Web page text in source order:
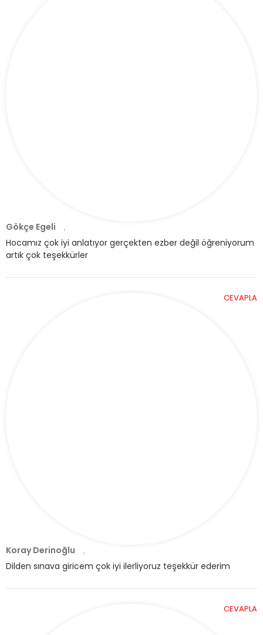
Gökçe Egeli ,
Hocamız çok iyi anlatıyor gerçekten ezber değil öğreniyorum
artık çok teşekkürler
Koray Derinoğlu ,
Dilden sınava giricem çok iyi ilerliyoruz teşekkür ederim
CEVAPLA
CEVAPLA